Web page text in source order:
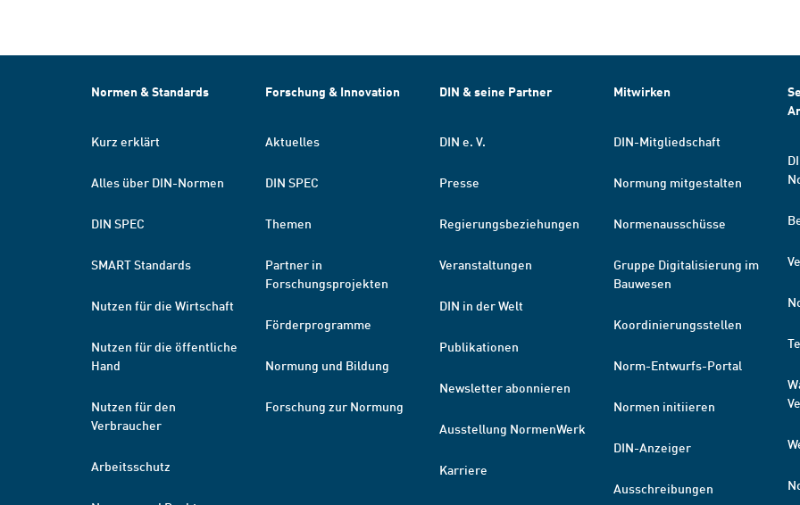
Normen & Standards
Kurz erklärt
Alles über DIN-Normen
DIN SPEC
SMART Standards
Nutzen für die Wirtschaft
Nutzen für die öffentliche
Hand
Nutzen für den
Verbraucher
Arbeitsschutz
Forschung & Innovation
Aktuelles
DIN SPEC
Themen
Partner in
Forschungsprojekten
Förderprogramme
Normung und Bildung
Forschung zur Normung
DIN & seine Partner
DIN e. V.
Presse
Regierungsbeziehungen
Veranstaltungen
DIN in der Welt
Publikationen
Newsletter abonnieren
Ausstellung NormenWerk
Karriere
Mitwirken
DIN-Mitgliedschaft
Normung mitgestalten
Normenausschüsse
Gruppe Digitalisierung im
Bauwesen
Koordinierungsstellen
Norm-Entwurfs-Portal
Normen initiieren
DIN-Anzeiger
Ausschreibungen